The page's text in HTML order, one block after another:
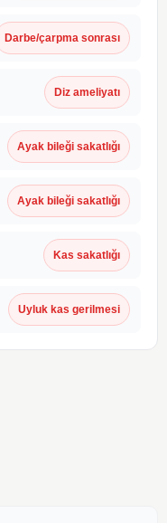
Darbe/çarpma sonrası
Diz ameliyatı
Ayak bileği sakatlığı
Ayak bileği sakatlığı
Kas sakatlığı
Uyluk kas gerilmesi